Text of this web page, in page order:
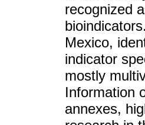
recognized
Mexico,
indicator
mostly
Information
annexes,